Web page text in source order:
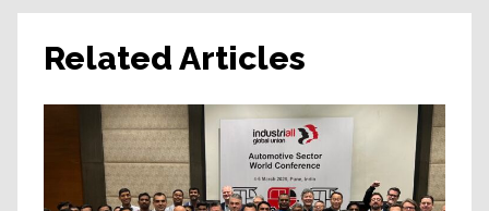
Related Articles